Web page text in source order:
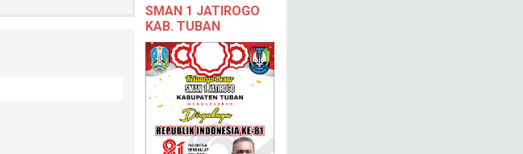
SMAN 1 JATIROGO
KAB. TUBAN